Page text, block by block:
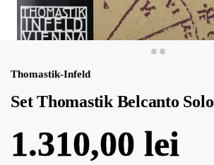
Thomastik-Infeld
Set Thomastik Belcanto Solo
1.310,00 lei